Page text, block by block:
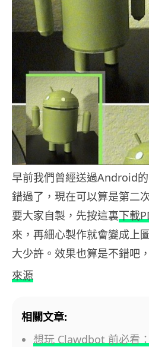
早前我們曾經送過Android
錯過了，現在可以算是第二
要大家自製，先按這裏下載
來，再細心製作就會變成上
大少許。效果也算是不錯吧
來源
相關文章:
想玩 Clawdbot 前必看